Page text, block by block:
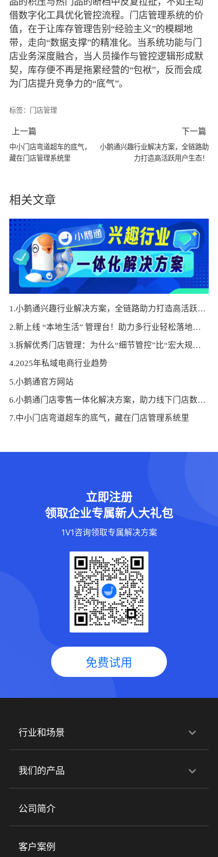
借数字化工具优化管控流程。门店管理系统的价
值，在于让库存管理告别 “经验主义”的模糊地
带，走向“数据支撑”的精准化。当系统功能与门
店业务深度融合，当人员操作与管控逻辑形成默
契，库存便不再是拖累经营的“包袱”，反而会成
为门店提升竞争力的“底气”。
标签： 门店管理
上一篇
中小门店弯道超车的底气，
藏在门店管理系统里
下一篇
小鹅通兴趣行业解决方案，全链路助
力打造高活跃用户生态！
相关文章
1.小鹅通兴趣行业解决方案，全链路助力打造高活跃用户生态！
2.新上线 “本地生活” 管理台！助力多行业轻松落地门店运营，激活线下增长新曲线！
3.拆解优秀门店管理：为什么“细节管控”比“宏大规划”更能留住顾客？
4.2025年私域电商行业趋势
5.小鹅通官方网站
6.小鹅通门店零售一体化解决方案，助力线下门店数字化转型！
7.中小门店弯道超车的底气，藏在门店管理系统里
立即注册
领取企业专属新人大礼包
1V1咨询领取专属解决方案
免费试用
行业和场景
行业解决方案
培训机构 职业技能培训 兴趣培训
金融行业
我们的产品
产品
小程序商城 ERP 企微SCRM
社群圈子
公司简介
客户案例